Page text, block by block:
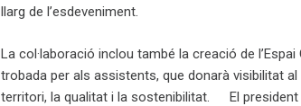
llarg de l’esdeveniment.
La col·laboració inclou també la creació de
trobada per als assistents, que donarà visibilitat
territori, la qualitat i la sostenibilitat. El president